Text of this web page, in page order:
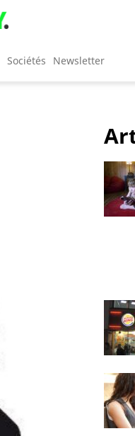
Sociétés Newsletter